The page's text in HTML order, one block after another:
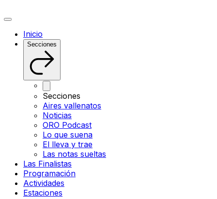
Inicio
Secciones
Secciones
Aires vallenatos
Noticias
ORO Podcast
Lo que suena
El lleva y trae
Las notas sueltas
Las Finalistas
Programación
Actividades
Estaciones